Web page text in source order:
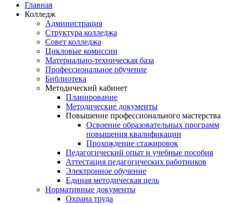
Главная
Колледж
Администрация
Структура колледжа
Совет колледжа
Цикловые комиссии
Материально-техническая база
Профессиональное обучение
Библиотека
Методический кабинет
Планирование
Методические документы
Повышение профессионального мастерства
Освоение образовательных программ
повышения квалификации
Прохождение стажировок
Педагогический опыт и учебные пособия
Аттестация педагогических работников
Электронное обучение
Единая методическая цель
Нормативные документы
Охрана труда